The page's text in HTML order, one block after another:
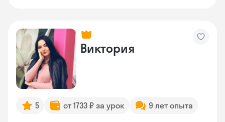
Виктория
5 от 1733 ₽ за урок 9 лет опыта